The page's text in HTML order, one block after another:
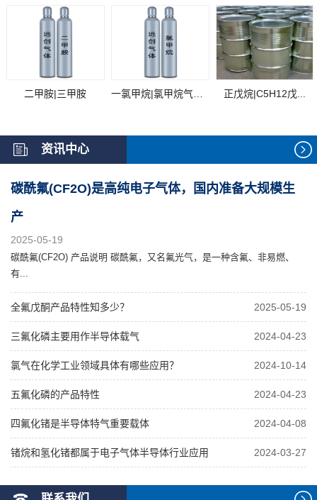
二甲胺|三甲胺 正戊烷|C5H12戊...
资讯中心
碳酰氟(CF2O)是高纯电子气体，国内准备大规模生
产
2025-05-19
碳酰氟(CF2O) 产品说明 碳酰氟，又名氟光气，是一种含氟、非易燃、
有...
全氟戊酮产品特性知多少？ 2025-05-19
三氟化磷主要用作半导体载气 2024-04-23
氯气在化学工业领域具体有哪些应用？ 2024-10-14
五氟化磷的产品特性 2024-04-23
四氟化锗是半导体特气重要载体 2024-04-08
锗烷和氢化锗都属于电子气体半导体行业应用 2024-03-27